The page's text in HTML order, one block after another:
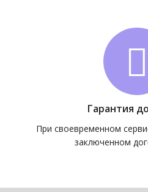
Гарантия
При своевременном
заключенном